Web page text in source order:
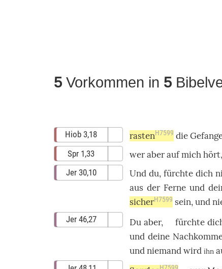
5 Vorkommen in 5
Hiob 3,18 rastenH7599 die
Spr 1,33 weraber auf michhört
Jer 30,10 Und du, fürchtedich
aus der Ferneund
sicherH7599 sein, und
Jer 46,27 Duaber, fürchte
und deine
undniemandwird ihn